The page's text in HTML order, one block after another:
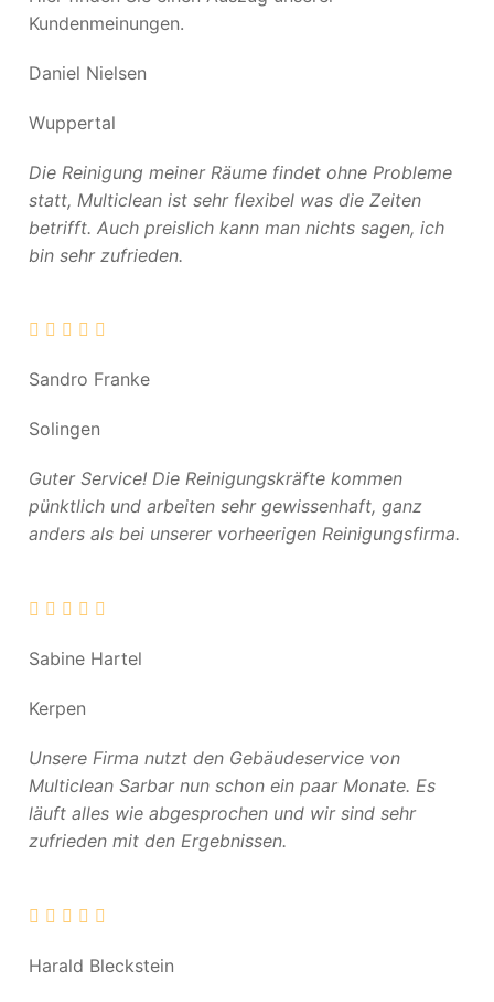
Kundenmeinungen.
Daniel Nielsen
Wuppertal
Die Reinigung meiner Räume findet ohne Probleme
statt, Multiclean ist sehr flexibel was die Zeiten
betrifft. Auch preislich kann man nichts sagen, ich
bin sehr zufrieden.
Sandro Franke
Solingen
Guter Service! Die Reinigungskräfte kommen
pünktlich und arbeiten sehr gewissenhaft, ganz
anders als bei unserer vorheerigen Reinigungsfirma.
Sabine Hartel
Kerpen
Unsere Firma nutzt den Gebäudeservice von
Multiclean Sarbar nun schon ein paar Monate. Es
läuft alles wie abgesprochen und wir sind sehr
zufrieden mit den Ergebnissen.
Harald Bleckstein